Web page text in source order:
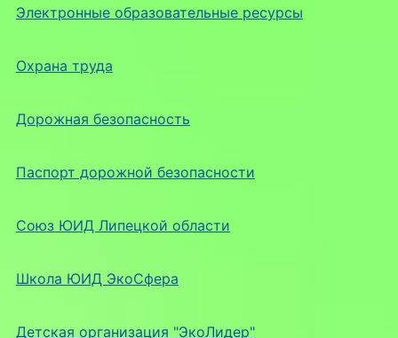
Электронные образовательные ресурсы
Охрана труда
Дорожная безопасность
Паспорт дорожной безопасности
Союз ЮИД Липецкой области
Школа ЮИД ЭкоСфера
Детская организация "ЭкоЛидер"